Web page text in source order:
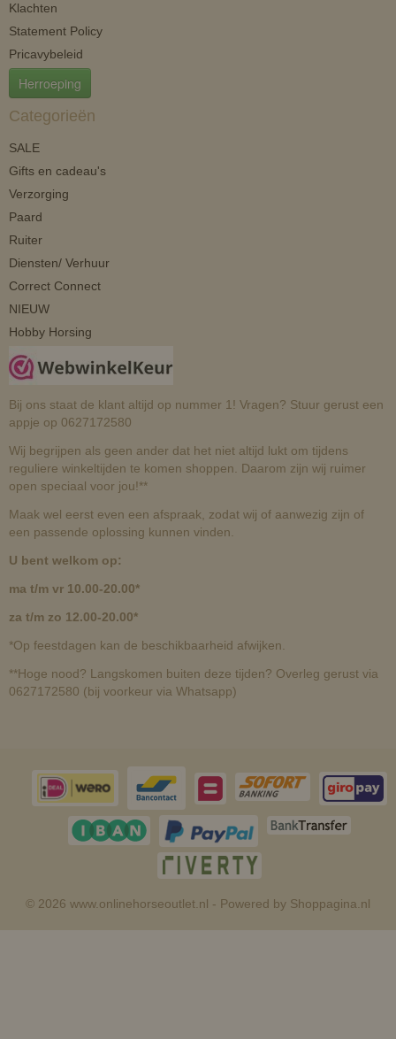
Klachten
Statement Policy
Pricavybeleid
Herroeping
Categorieën
SALE
Gifts en cadeau's
Verzorging
Paard
Ruiter
Diensten/ Verhuur
Correct Connect
NIEUW
Hobby Horsing
Bij ons staat de klant altijd op nummer 1! Vragen? Stuur gerust een
appje op 0627172580
Wij begrijpen als geen ander dat het niet altijd lukt om tijdens
reguliere winkeltijden te komen shoppen. Daarom zijn wij ruimer
open speciaal voor jou!**
Maak wel eerst even een afspraak, zodat wij of aanwezig zijn of
een passende oplossing kunnen vinden.
U bent welkom op:
ma t/m vr 10.00-20.00*
za t/m zo 12.00-20.00*
*Op feestdagen kan de beschikbaarheid afwijken.
**Hoge nood? Langskomen buiten deze tijden? Overleg gerust via
0627172580 (bij voorkeur via Whatsapp)
© 2026 www.onlinehorseoutlet.nl - Powered by Shoppagina.nl